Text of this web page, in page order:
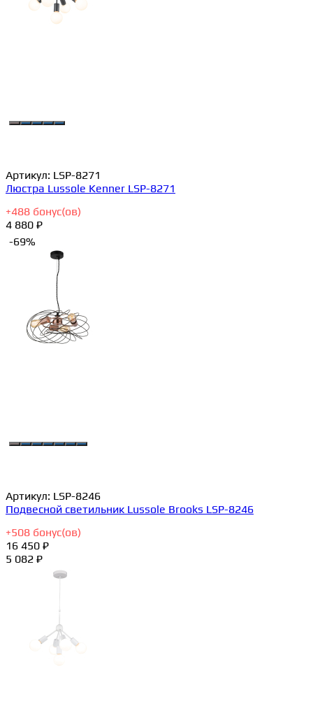
Артикул: LSP-8271
Люстра Lussole Kenner LSP-8271
+488 бонус(ов)
4 880 ₽
-69%
Артикул: LSP-8246
Подвесной светильник Lussole Brooks LSP-8246
+508 бонус(ов)
16 450 ₽
5 082 ₽